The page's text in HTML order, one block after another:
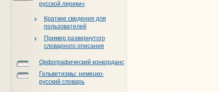
русской лирики»
Краткие сведения для
пользователей
Пример развернутого
словарного описания
Орфографический конкорданс
Гельветизмы: немецко-
русский словарь